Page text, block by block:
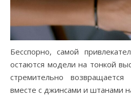
Бесспорно, самой
остаются модели на тонкой
стремительно
вместе с джинсами и штанами